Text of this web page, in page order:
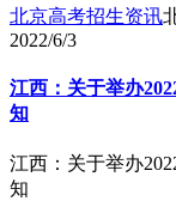
北京高考招生资讯
2022/6/3
江西：关于举办
知
江西：关于举办
知